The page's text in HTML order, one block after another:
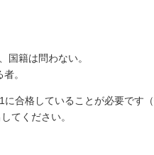
国籍は問わない。
。
合格していることが必要です
てください。